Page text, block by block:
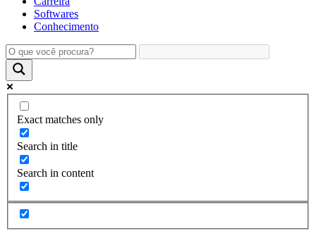
Softwares
Conhecimento
Exact matches only
Search in title
Search in content